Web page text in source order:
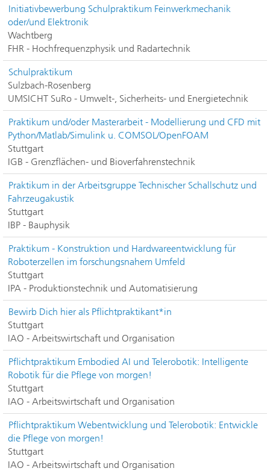
Initiativbewerbung Schulpraktikum Feinwerkmechanik
oder/und Elektronik
Wachtberg
FHR - Hochfrequenzphysik und Radartechnik
Schulpraktikum
Sulzbach-Rosenberg
UMSICHT SuRo - Umwelt-, Sicherheits- und Energietechnik
Praktikum und/oder Masterarbeit - Modellierung und CFD mit
Python/Matlab/Simulink u. COMSOL/OpenFOAM
Stuttgart
IGB - Grenzflächen- und Bioverfahrenstechnik
Praktikum in der Arbeitsgruppe Technischer Schallschutz und
Fahrzeugakustik
Stuttgart
IBP - Bauphysik
Praktikum - Konstruktion und Hardwareentwicklung für
Roboterzellen im forschungsnahem Umfeld
Stuttgart
IPA - Produktionstechnik und Automatisierung
Bewirb Dich hier als Pflichtpraktikant*in
Stuttgart
IAO - Arbeitswirtschaft und Organisation
Pflichtpraktikum Embodied AI und Telerobotik: Intelligente
Robotik für die Pflege von morgen!
Stuttgart
IAO - Arbeitswirtschaft und Organisation
Pflichtpraktikum Webentwicklung und Telerobotik: Entwickle
die Pflege von morgen!
Stuttgart
IAO - Arbeitswirtschaft und Organisation